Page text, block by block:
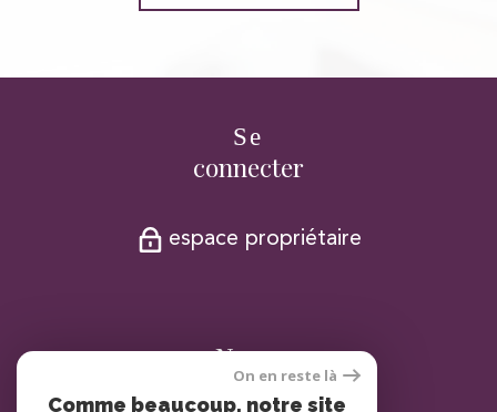
Se
connecter
espace propriétaire
Nous
adhérons
On en reste là
Comme beaucoup, notre site